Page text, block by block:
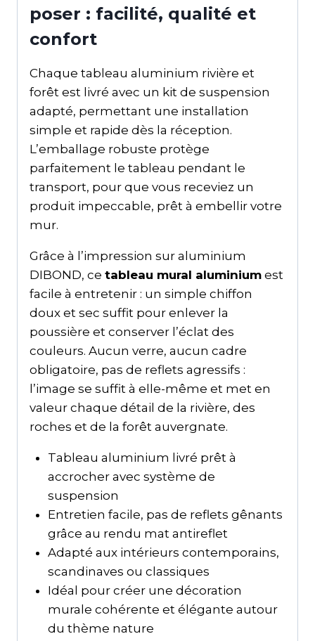
poser : facilité, qualité et
confort
Chaque tableau aluminium rivière et
forêt est livré avec un kit de suspension
adapté, permettant une installation
simple et rapide dès la réception.
L’emballage robuste protège
parfaitement le tableau pendant le
transport, pour que vous receviez un
produit impeccable, prêt à embellir votre
mur.
Grâce à l’impression sur aluminium
DIBOND, ce tableau mural aluminium est
facile à entretenir : un simple chiffon
doux et sec suffit pour enlever la
poussière et conserver l’éclat des
couleurs. Aucun verre, aucun cadre
obligatoire, pas de reflets agressifs :
l’image se suffit à elle-même et met en
valeur chaque détail de la rivière, des
roches et de la forêt auvergnate.
Tableau aluminium livré prêt à
accrocher avec système de
suspension
Entretien facile, pas de reflets gênants
grâce au rendu mat antireflet
Adapté aux intérieurs contemporains,
scandinaves ou classiques
Idéal pour créer une décoration
murale cohérente et élégante autour
du thème nature